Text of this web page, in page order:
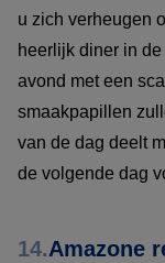
u zich verheugen
heerlijk diner in
avond met een
smaakpapillen
van de dag deelt
de volgende dag
14.Amazone